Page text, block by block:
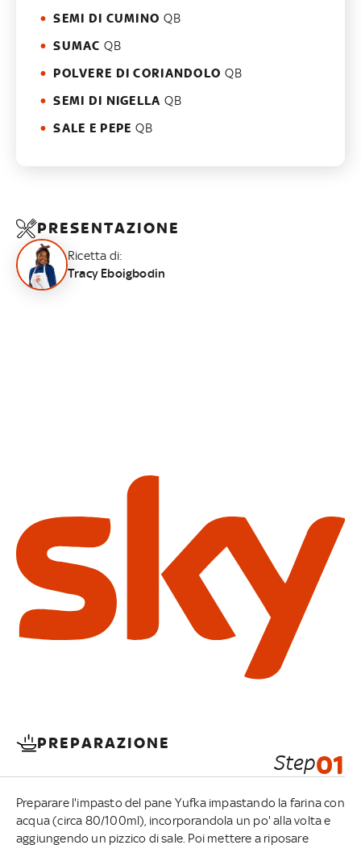
SEMI DI CUMINO QB
SUMAC QB
POLVERE DI CORIANDOLO QB
SEMI DI NIGELLA QB
SALE E PEPE QB
PRESENTAZIONE
Ricetta di:
Tracy Eboigbodin
PREPARAZIONE
Step01
Preparare l'impasto del pane Yufka impastando la farina con
acqua (circa 80/100ml), incorporandola un po' alla volta e
aggiungendo un pizzico di sale. Poi mettere a riposare